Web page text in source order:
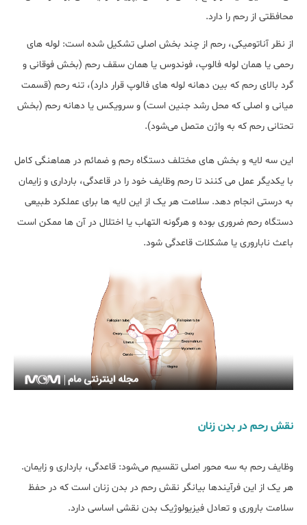
محافظتی از رحم را دارد.
از نظر آناتومیکی، رحم از چند بخش اصلی تشکیل شده است: لوله های
رحمی یا همان لوله فالوپ، فوندوس یا همان سقف رحم (بخش فوقانی و
گرد بالای رحم که بین دهانه لوله ‌های فالوپ قرار دارد)، تنه رحم (قسمت
میانی و اصلی که محل رشد جنین است) و سرویکس یا دهانه رحم (بخش
تحتانی رحم که به واژن متصل می‌شود).
این سه لایه و بخش‌ های مختلف دستگاه رحم و ضمائم در هماهنگی کامل
با یکدیگر عمل می‌ کنند تا رحم وظایف خود را در قاعدگی، بارداری و زایمان
به درستی انجام دهد. سلامت هر یک از این لایه ‌ها برای عملکرد طبیعی
دستگاه رحم ضروری بوده و هرگونه التهاب یا اختلال در آن ‌ها ممکن است
باعث ناباروری یا مشکلات قاعدگی شود.
نقش رحم در بدن زنان
وظایف رحم به سه محور اصلی تقسیم می‌شود: قاعدگی، بارداری و زایمان.
هر یک از این فرآیندها بیانگر نقش رحم در بدن زنان است که در حفظ
سلامت باروری و تعادل فیزیولوژیک بدن نقشی اساسی دارد.